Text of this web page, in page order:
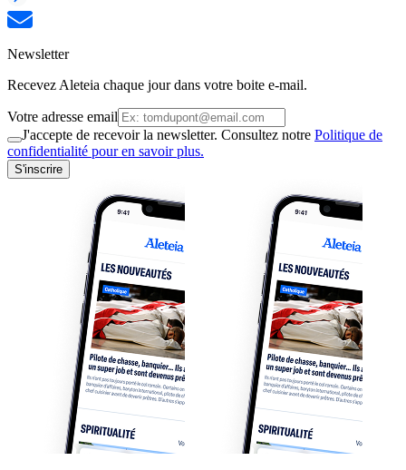
Newsletter
Recevez Aleteia chaque jour dans votre boite e-mail.
Votre adresse email
J'accepte de recevoir la newsletter. Consultez notre Politique de
confidentialité pour en savoir plus.
S'inscrire